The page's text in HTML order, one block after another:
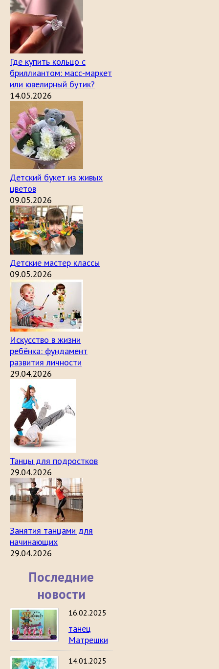
Где купить кольцо с
бриллиантом: масс-маркет
или ювелирный бутик?
14.05.2026
Детский букет из живых
цветов
09.05.2026
Детские мастер классы
09.05.2026
Искусство в жизни
ребёнка: фундамент
развития личности
29.04.2026
Танцы для подростков
29.04.2026
Занятия танцами для
начинающих
29.04.2026
Последние
новости
16.02.2025
танец
Матрешки
14.01.2025